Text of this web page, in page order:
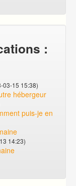
:
03-15 15:38)
hébergeur
puis-je en
14:23)